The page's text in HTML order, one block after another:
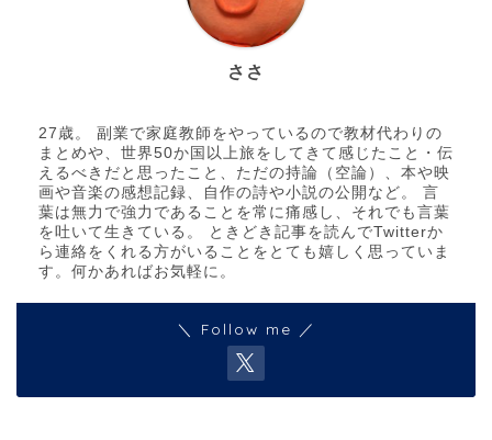
ささ
27歳。 副業で家庭教師をやっているので教材代わりの
まとめや、世界50か国以上旅をしてきて感じたこと・伝
えるべきだと思ったこと、ただの持論（空論）、本や映
画や音楽の感想記録、自作の詩や小説の公開など。 言
葉は無力で強力であることを常に痛感し、それでも言葉
を吐いて生きている。 ときどき記事を読んでTwitterか
ら連絡をくれる方がいることをとても嬉しく思っていま
す。何かあればお気軽に。
＼ Follow me ／